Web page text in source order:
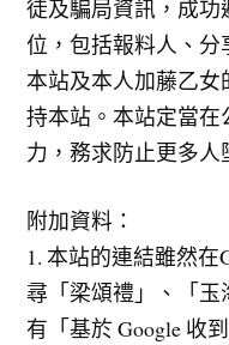
徒及騙局資訊，成
位，包括報料人、
本站及本人加藤乙
持本站。本站定當
力，務求防止更多人
附加資料：
1. 本站的連結雖然
尋「梁頌禮」、「
有「基於 Google 收